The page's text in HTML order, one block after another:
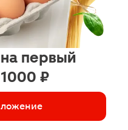
первый
₽